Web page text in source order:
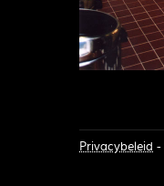
Privacybeleid -